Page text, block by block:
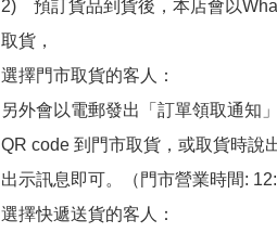
2)　預訂貨品到貨後，本店會以
取貨，
選擇門市取貨的客人：
另外會以電郵發出「訂單領取通知
QR code 到門市取貨，或取貨時說
出示訊息即可。（門市營業時間:
選擇快遞送貨的客人：